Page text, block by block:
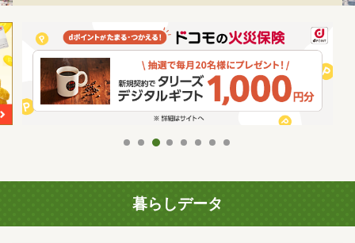
暮らしデータ